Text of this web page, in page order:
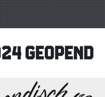
GEOPEND